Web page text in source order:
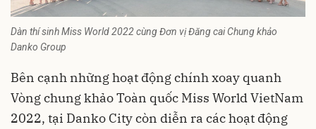
Dàn thí sinh Miss World 2022 cùng Đơn vị Đăng cai Chung khảo
Danko Group
Bên cạnh những hoạt động chính xoay quanh
Vòng chung khảo Toàn quốc Miss World VietNam
2022, tại Danko City còn diễn ra các hoạt động